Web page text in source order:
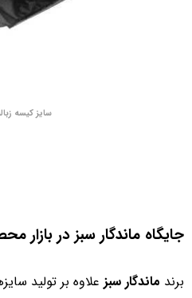
سایز کیسه
جایگاه ماندگار سبز در بازار
برند ماندگار سبز علاوه بر تولید